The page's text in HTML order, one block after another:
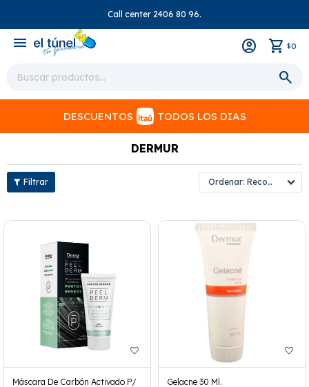
Call center 2406 80 96.
menu $0
DESCUENTOS TODOS LOS DIAS
DERMUR
Recomendados
Máscara De Carbón Activado P/
Gelacne 30 Ml.
close